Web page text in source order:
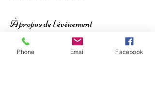
À propos de l'événement
"L'artiste a capturé la grâce, la puissance
et la beauydu corps humain de manière
Phone Email Facebook